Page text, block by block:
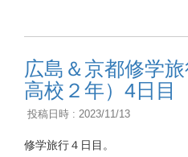
広島＆京都修学
高校２年）4日目
投稿日時 : 2023/11/13
修学旅行４日目。